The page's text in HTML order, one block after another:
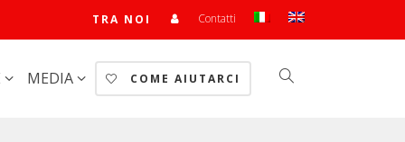
TRA NOI Contatti
MEDIA COME AIUTARCI